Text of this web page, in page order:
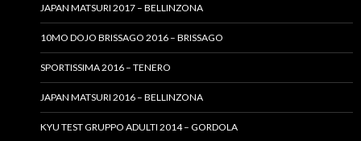
JAPAN MATSURI 2017 – BELLINZONA
10MO DOJO BRISSAGO 2016 – BRISSAGO
SPORTISSIMA 2016 – TENERO
JAPAN MATSURI 2016 – BELLINZONA
KYU TEST GRUPPO ADULTI 2014 – GORDOLA